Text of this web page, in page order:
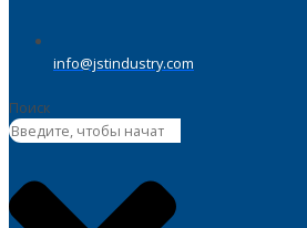
info@jstindustry.com
Поиск